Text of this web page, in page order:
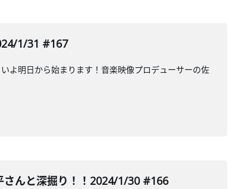
1/31 #167
よ明日から始まります！音楽映像プロデューサーの佐
さんと深掘り！！2024/1/30 #166